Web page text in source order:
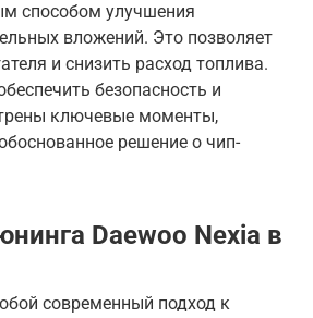
способом улучшения
вложений. Это позволяет
и снизить расход топлива.
безопасность и
ключевые моменты,
решение о чип-
Daewoo Nexia в
современный подход к